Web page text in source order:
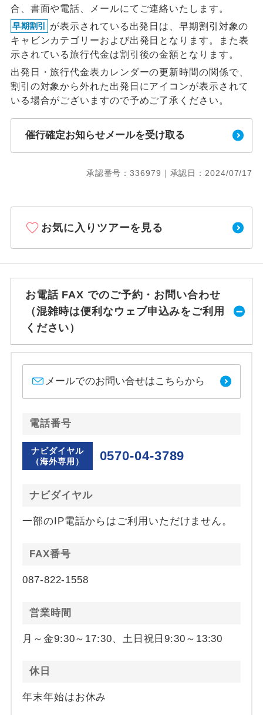
合、書面や電話、メールにてご連絡いたします。
早期割引
が表示されている出発日は、早期割引対象の
キャビンカテゴリーおよび出発日となります。また表
示されている旅行代金は割引後の金額となります。
出発日・旅行代金表カレンダーの更新時間の関係で、
割引の対象から外れた出発日にアイコンが表示されて
いる場合がございますので予めご了承ください。
催行確定お知らせメールを受け取る
承認番号：336979｜承認日：2024/07/17
お気に入りツアーを見る
お電話 FAX でのご予約・お問い合わせ
（混雑時は便利なウェブ申込みをご利用
ください）
メールでのお問い合せはこちらから
電話番号
ナビダイヤル
（海外専用）
0570-04-3789
ナビダイヤル
一部のIP電話からはご利用いただけません。
FAX番号
087-822-1558
営業時間
月～金9:30～17:30、土日祝日9:30～13:30
休日
年末年始はお休み